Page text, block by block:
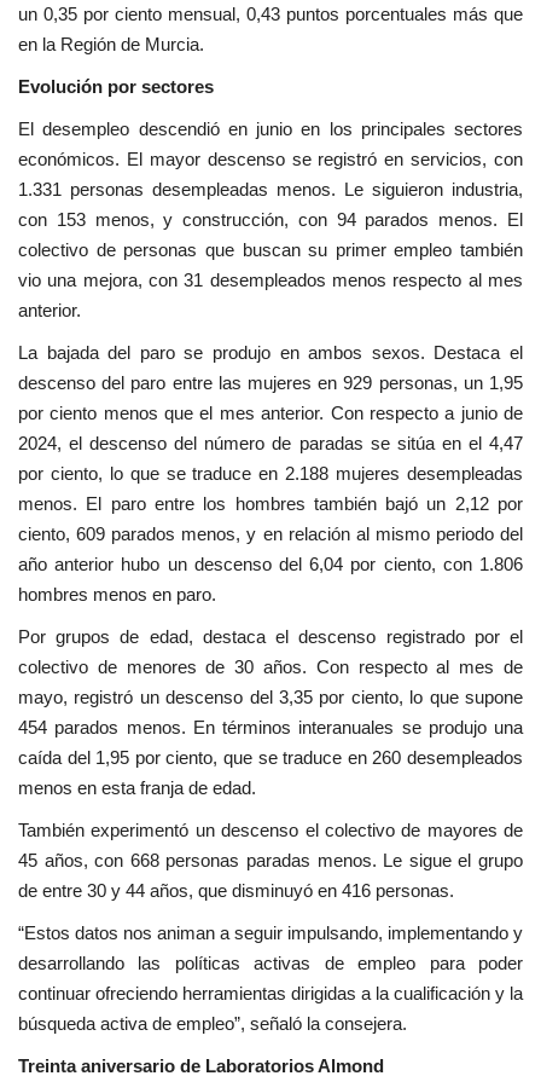
un 0,35 por ciento mensual, 0,43 puntos porcentuales más que
en la Región de Murcia.
Evolución por sectores
El desempleo descendió en junio en los principales sectores
económicos. El mayor descenso se registró en servicios, con
1.331 personas desempleadas menos. Le siguieron industria,
con 153 menos, y construcción, con 94 parados menos. El
colectivo de personas que buscan su primer empleo también
vio una mejora, con 31 desempleados menos respecto al mes
anterior.
La bajada del paro se produjo en ambos sexos. Destaca el
descenso del paro entre las mujeres en 929 personas, un 1,95
por ciento menos que el mes anterior. Con respecto a junio de
2024, el descenso del número de paradas se sitúa en el 4,47
por ciento, lo que se traduce en 2.188 mujeres desempleadas
menos. El paro entre los hombres también bajó un 2,12 por
ciento, 609 parados menos, y en relación al mismo periodo del
año anterior hubo un descenso del 6,04 por ciento, con 1.806
hombres menos en paro.
Por grupos de edad, destaca el descenso registrado por el
colectivo de menores de 30 años. Con respecto al mes de
mayo, registró un descenso del 3,35 por ciento, lo que supone
454 parados menos. En términos interanuales se produjo una
caída del 1,95 por ciento, que se traduce en 260 desempleados
menos en esta franja de edad.
También experimentó un descenso el colectivo de mayores de
45 años, con 668 personas paradas menos. Le sigue el grupo
de entre 30 y 44 años, que disminuyó en 416 personas.
“Estos datos nos animan a seguir impulsando, implementando y
desarrollando las políticas activas de empleo para poder
continuar ofreciendo herramientas dirigidas a la cualificación y la
búsqueda activa de empleo”, señaló la consejera.
Treinta aniversario de Laboratorios Almond